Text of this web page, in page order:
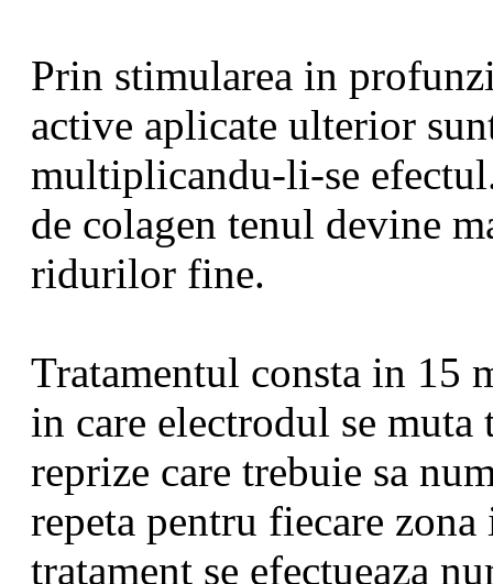
Prin stimularea in
active aplicate ulterior
multiplicandu-li-se
de colagen tenul devine
ridurilor fine.
Tratamentul consta in 15
in care electrodul se
reprize care trebuie sa
repeta pentru fiecare
tratament se efectueaza